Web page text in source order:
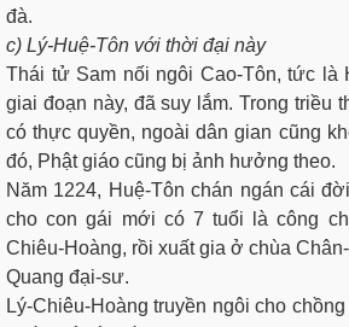
đà.
c) Lý-Huệ-Tôn với thời đại này
Thái tử Sam nối ngôi Cao-Tôn, tức là
giai đoạn này, đã suy lắm. Trong triều
có thực quyền, ngoài dân gian cũng
đó, Phật giáo cũng bị ảnh hưởng theo.
Năm 1224, Huệ-Tôn chán ngán cái
cho con gái mới có 7 tuổi là công
Chiêu-Hoàng, rồi xuất gia ở chùa
Quang đại-sư.
Lý-Chiêu-Hoàng truyền ngôi cho